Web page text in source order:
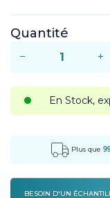
Quantité
− +
En Stock,
Plus que
BESOIN D'UN